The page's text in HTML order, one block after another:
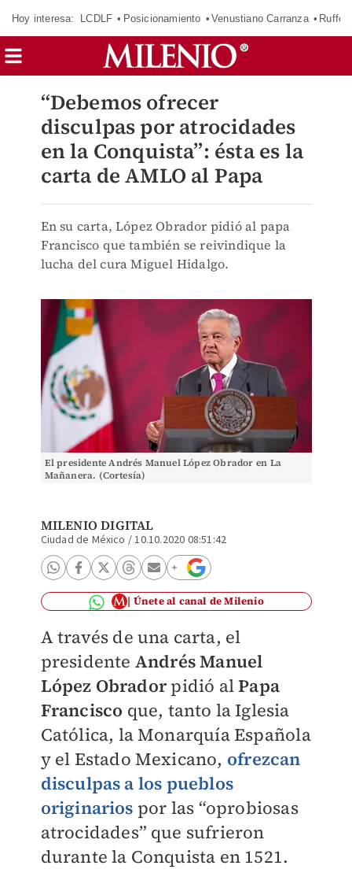
Hoy interesa: LCDLF Posicionamiento Venustiano Carranza Ruffo
“Debemos ofrecer
disculpas por atrocidades
en la Conquista”: ésta es la
carta de AMLO al Papa
En su carta, López Obrador pidió al papa
Francisco que también se reivindique la
lucha del cura Miguel Hidalgo.
El presidente Andrés Manuel López Obrador en La
Mañanera. (Cortesía)
MILENIO DIGITAL
Ciudad de México /10.10.2020 08:51:42
Únete al canal de Milenio
A través de una carta, el
presidente Andrés Manuel
López Obradorpidió alPapa
Francisco que, tanto la Iglesia
Católica, la Monarquía Española
y el Estado Mexicano, ofrezcan
disculpas a los pueblos
originarios por las “oprobiosas
atrocidades” que sufrieron
durante la Conquista en 1521.